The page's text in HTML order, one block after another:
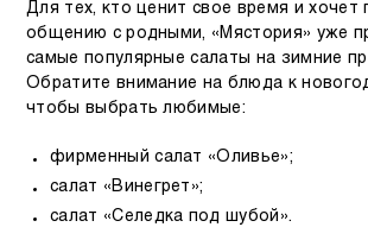
Для тех, кто ценит свое время и хочет
общению с родными, «Мястория» уже
самые популярные салаты на зимние
Обратите внимание на блюда к
чтобы выбрать любимые:
фирменный салат «Оливье»;
салат «Винегрет»;
салат «Селедка под шубой».